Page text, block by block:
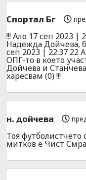
Спортал Бг
!!! Ало 17 сеп 2023 |
Надежда Дойчева,
сеп 2023 | 22:37 22
ОПГ-то в което
Дойчева и
харесвам (0) !!!
н. дойчева
Тоя футболистчето
митков е Чист